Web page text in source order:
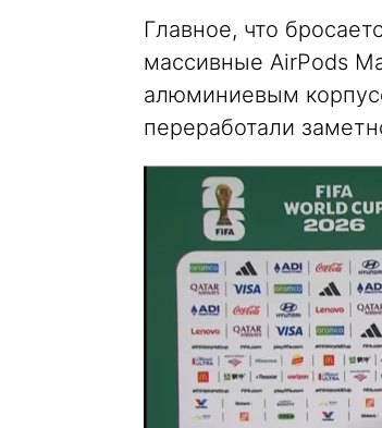
Главное, что
массивные AirPods
алюминиевым
переработали